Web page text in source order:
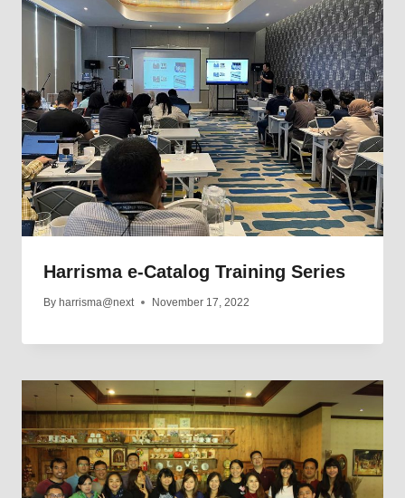
Harrisma e-Catalog Training Series
By harrisma@next November 17, 2022